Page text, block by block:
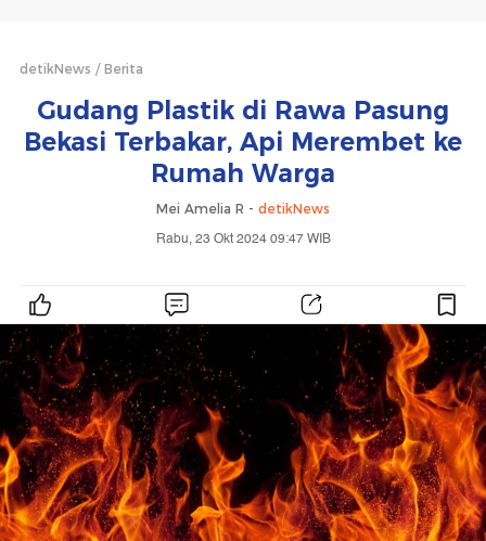
detikNews Berita
Gudang Plastik di Rawa Pasung
Bekasi Terbakar, Api Merembet ke
Rumah Warga
Mei Amelia R - detikNews
Rabu, 23 Okt 2024 09:47 WIB